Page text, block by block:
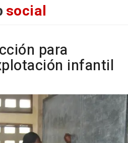
social
para
infantil